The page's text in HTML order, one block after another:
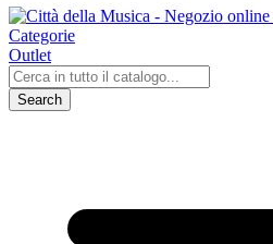
Categorie
Outlet
Search